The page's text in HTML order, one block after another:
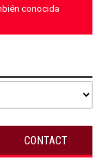
conocida
CONTACT